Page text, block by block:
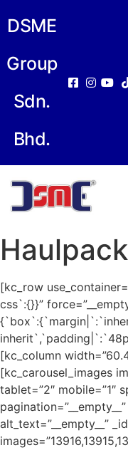
DSME
Group
Sdn.
Bhd.
Haulpack
[kc_row
css`:{}}”
[kc_column
[kc_carousel_images
tablet=”2″ mobile=”1″
alt_text=”__empty__”